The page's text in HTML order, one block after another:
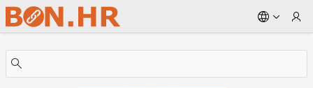
Skip to Main Content